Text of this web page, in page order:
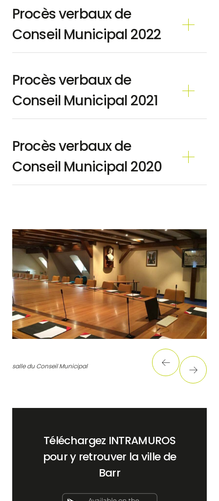
Procès verbaux de
Conseil Municipal 2022
Procès verbaux de
Conseil Municipal 2021
Procès verbaux de
Conseil Municipal 2020
salle du Conseil Municipal
Téléchargez INTRAMUROS
pour y retrouver la ville de
Barr